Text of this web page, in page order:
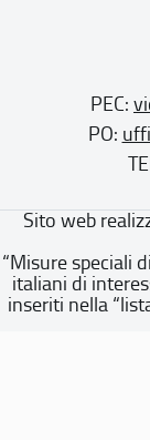
PEC:
PO:
Sito web
“Misure speciali
italiani di
inseriti nella